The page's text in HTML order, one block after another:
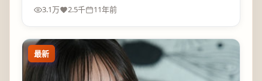
3.1万 2.5千 11年前
最新